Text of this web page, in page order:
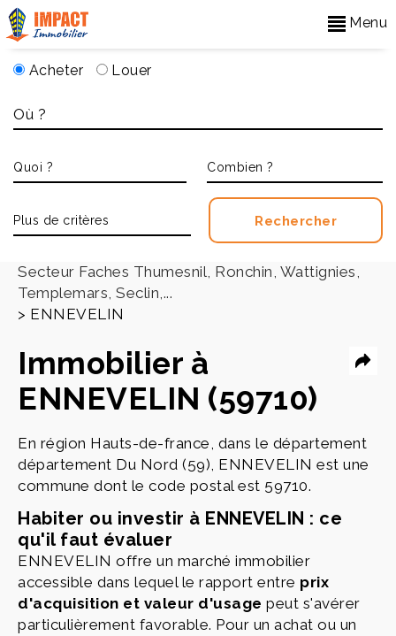
Menu
Acheter Louer
Secteur Faches Thumesnil, Ronchin, Wattignies,
Templemars, Seclin,...
> ENNEVELIN
Immobilier à
ENNEVELIN (59710)
En région Hauts-de-france, dans le département
département Du Nord (59), ENNEVELIN est une
commune dont le code postal est 59710.
Habiter ou investir à ENNEVELIN : ce
qu'il faut évaluer
ENNEVELIN offre un marché immobilier
accessible dans lequel le rapport entre prix
d'acquisition et valeur d'usage peut s'avérer
particulièrement favorable. Pour un achat ou un